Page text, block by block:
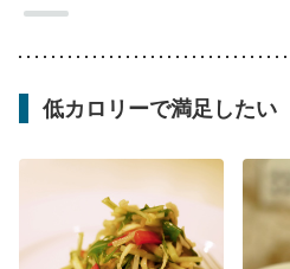
低カロリーで満足したい